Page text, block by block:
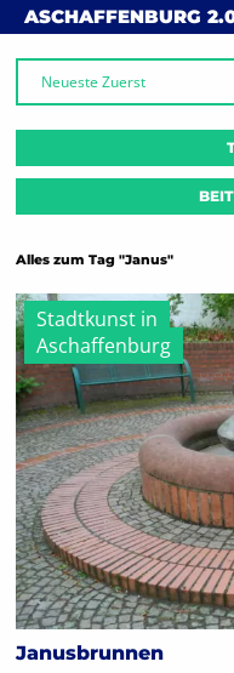
Skip to content
ASCHAFFENBURG
Alles zum Tag "Janus"
Stadtkunst in
Aschaffenburg
Janusbrunnen